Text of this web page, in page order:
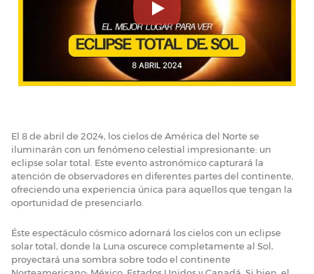
Play Video
El 8 de abril de 2024, los cielos de América del Norte se
iluminarán con un fenómeno celestial impresionante: un
eclipse solar total. Este evento astronómico capturará la
atención de observadores en diferentes partes del continente,
ofreciendo una experiencia única para aquellos que tengan la
oportunidad de presenciarlo.
Éste espectáculo cósmico adornará los cielos con un eclipse
solar total, donde la Luna oscurece completamente al Sol,
proyectará una sombra sobre todo el continente